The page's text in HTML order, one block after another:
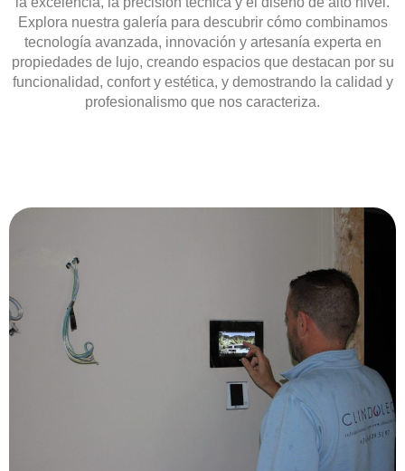
Explora nuestra galería para descubrir cómo combinamos
tecnología avanzada, innovación y artesanía experta en
propiedades de lujo, creando espacios que destacan por su
funcionalidad, confort y estética, y demostrando la calidad y
profesionalismo que nos caracteriza.